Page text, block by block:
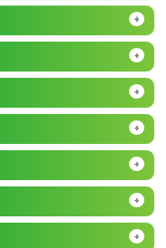
+
+
+
+
+
+
+